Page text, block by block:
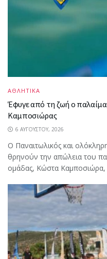
ΑΘΛΗΤΙΚΑ
Έφυγε από τη ζωή ο
Καμποσιώρας
6 ΑΥΓΟΎΣΤΟΥ, 2026
Ο Παναιτωλικός και
θρηνούν την απώλεια του
ομάδας, Κώστα Καμποσιώρα,